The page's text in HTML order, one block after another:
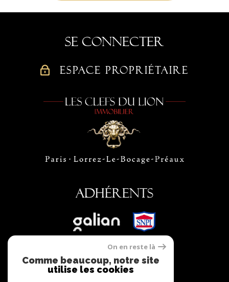
Se connecter
ESPACE PROPRIÉTAIRE
Adhérents
On en reste là
Comme beaucoup, notre site
utilise les cookies